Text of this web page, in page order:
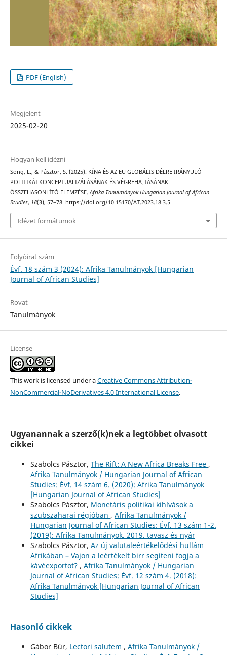
PDF (English)
Megjelent
2025-02-20
Hogyan kell idézni
Song, L., & Pásztor, S. (2025). KÍNA ÉS AZ EU GLOBÁLIS DÉLRE IRÁNYULÓ
POLITIKÁI KONCEPTUALIZÁLÁSÁNAK ÉS VÉGREHAJTÁSÁNAK
ÖSSZEHASONLÍTÓ ELEMZÉSE.Afrika Tanulmányok Hungarian Journal of African
Studies, 18(3), 57–78. https://doi.org/10.15170/AT.2023.18.3.5
Idézet formátumok
Folyóirat szám
Évf. 18 szám 3 (2024): Afrika Tanulmányok [Hungarian
Journal of African Studies]
Rovat
Tanulmányok
License
This work is licensed under aCreative Commons Attribution-
NonCommercial-NoDerivatives 4.0 International License.
Ugyanannak a szerző(k)nek a legtöbbet olvasott
cikkei
Szabolcs Pásztor, The Rift: A New Africa Breaks Free ,
Afrika Tanulmányok / Hungarian Journal of African
Studies: Évf. 14 szám 6. (2020): Afrika Tanulmányok
[Hungarian Journal of African Studies]
Szabolcs Pásztor, Monetáris politikai kihívások a
szubszaharai régióban , Afrika Tanulmányok /
Hungarian Journal of African Studies: Évf. 13 szám 1-2.
(2019): Afrika Tanulmányok. 2019. tavasz és nyár
Szabolcs Pásztor, Az új valutaleértékelődési hullám
Afrikában – Vajon a leértékelt birr segíteni fogja a
kávéexportot? , Afrika Tanulmányok / Hungarian
Journal of African Studies: Évf. 12 szám 4. (2018):
Afrika Tanulmányok [Hungarian Journal of African
Studies]
Hasonló cikkek
Gábor Búr, Lectori salutem , Afrika Tanulmányok /